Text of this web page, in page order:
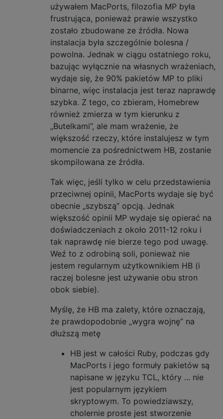
używałem MacPorts, filozofia MP była
frustrująca, ponieważ prawie wszystko
zostało zbudowane ze źródła. Nowa
instalacja była szczególnie bolesna /
powolna. Jednak w ciągu ostatniego roku,
bazując wyłącznie na własnych wrażeniach,
wydaje się, że 90% pakietów MP to pliki
binarne, więc instalacja jest teraz naprawdę
szybka. Z tego, co zbieram, Homebrew
również zmierza w tym kierunku z
„Butelkami”, ale mam wrażenie, że
większość rzeczy, które instalujesz w tym
momencie za pośrednictwem HB, zostanie
skompilowana ze źródła.
Tak więc, jeśli tylko w celu przedstawienia
przeciwnej opinii, MacPorts wydaje się być
obecnie „szybszą” opcją. Jednak
większość opinii MP wydaje się opierać na
doświadczeniach z około 2011-12 roku i
tak naprawdę nie bierze tego pod uwagę.
Weź to z odrobiną soli, ponieważ nie
jestem regularnym użytkownikiem HB (i
raczej bolesne jest używanie obu stron
obok siebie).
Myślę, że HB ma zalety, które oznaczają,
że prawdopodobnie „wygra wojnę” na
dłuższą metę
HB jest w całości Ruby, podczas gdy
MacPorts i jego formuły pakietów są
napisane w języku TCL, który ... nie
jest popularnym językiem
skryptowym. To powiedziawszy,
cholernie proste jest stworzenie